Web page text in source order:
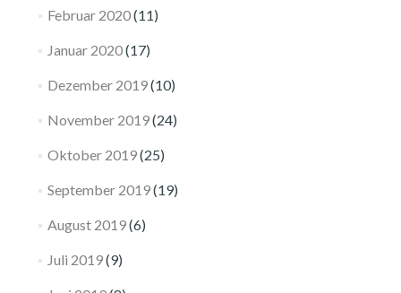
Februar 2020(11)
Januar 2020(17)
Dezember 2019(10)
November 2019(24)
Oktober 2019(25)
September 2019(19)
August 2019(6)
Juli 2019(9)